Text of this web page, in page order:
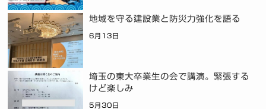
地域を守る建設業と防災力強化を語る
6月13日
埼玉の東大卒業生の会で講演。緊張する
けど楽しみ
5月30日